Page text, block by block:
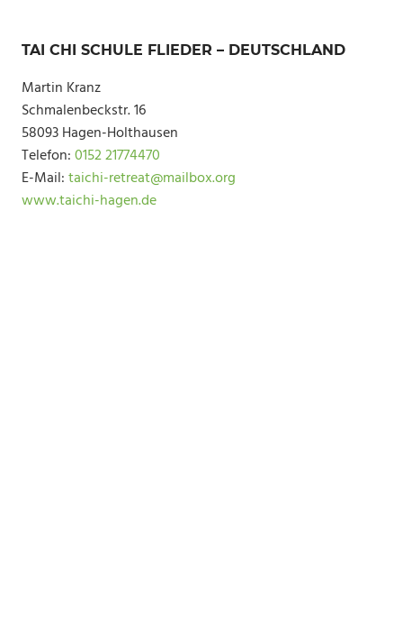
TAI CHI SCHULE FLIEDER – DEUTSCHLAND
Martin Kranz
Schmalenbeckstr. 16
58093 Hagen-Holthausen
Telefon:0152 21774470
E-Mail:taichi-retreat@mailbox.org
www.taichi-hagen.de